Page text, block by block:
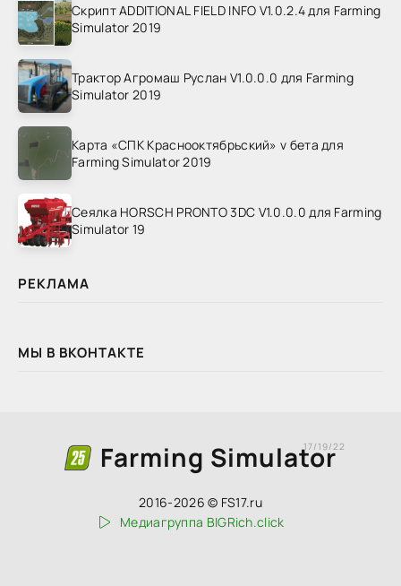
Скрипт ADDITIONAL FIELD INFO V1.0.2.4 для Farming
Simulator 2019
Трактор Агромаш Руслан V1.0.0.0 для Farming
Simulator 2019
Карта «СПК Краснооктябрьский» v бета для
Farming Simulator 2019
Сеялка HORSCH PRONTO 3DC V1.0.0.0 для Farming
Simulator 19
РЕКЛАМА
МЫ В ВКОНТАКТЕ
Farming Simulator
17/19/22
2016-2026 © FS17.ru
Медиагруппа BIGRich.click